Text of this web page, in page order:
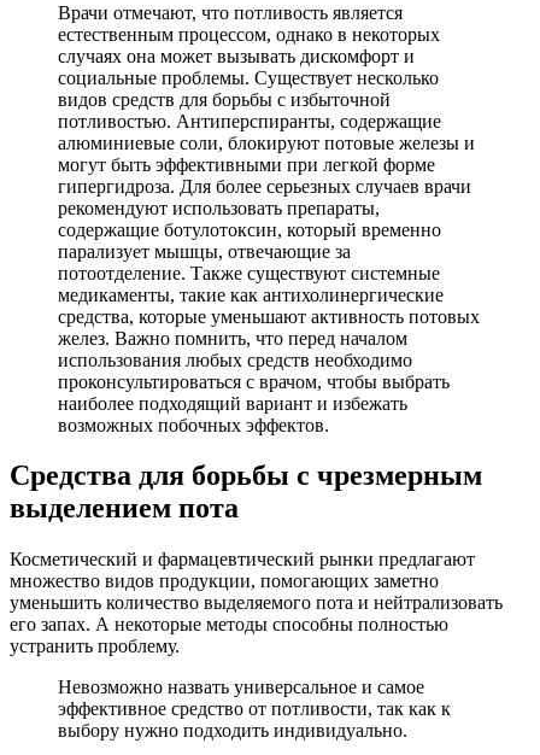
Врачи отмечают, что потливость является
естественным процессом, однако в некоторых
случаях она может вызывать дискомфорт и
социальные проблемы. Существует несколько
видов средств для борьбы с избыточной
потливостью. Антиперспиранты, содержащие
алюминиевые соли, блокируют потовые железы и
могут быть эффективными при легкой форме
гипергидроза. Для более серьезных случаев врачи
рекомендуют использовать препараты,
содержащие ботулотоксин, который временно
парализует мышцы, отвечающие за
потоотделение. Также существуют системные
медикаменты, такие как антихолинергические
средства, которые уменьшают активность потовых
желез. Важно помнить, что перед началом
использования любых средств необходимо
проконсультироваться с врачом, чтобы выбрать
наиболее подходящий вариант и избежать
возможных побочных эффектов.
Средства для борьбы с чрезмерным
выделением пота
Косметический и фармацевтический рынки предлагают
множество видов продукции, помогающих заметно
уменьшить количество выделяемого пота и нейтрализовать
его запах. А некоторые методы способны полностью
устранить проблему.
Невозможно назвать универсальное и самое
эффективное средство от потливости, так как к
выбору нужно подходить индивидуально.